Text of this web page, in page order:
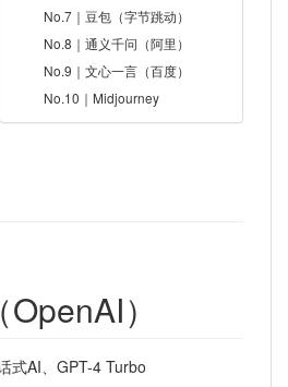
No.7｜豆包（字节跳动）
No.8｜通义千问（阿里）
No.9｜文心一言（百度）
No.10｜Midjourney
）
式AI、GPT-4 Turbo